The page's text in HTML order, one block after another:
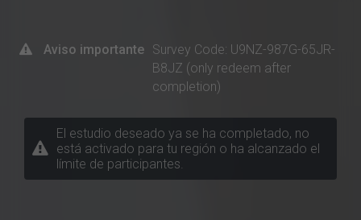
Aviso importante Survey Code: U9NZ-987G-65JR-
B8JZ (only redeem after
completion)
El estudio deseado ya se ha completado, no
está activado para tu región o ha alcanzado el
límite de participantes.